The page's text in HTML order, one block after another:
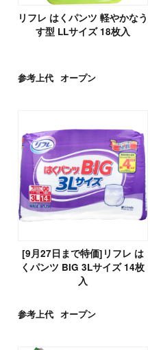
リフレ はくパンツ 軽やかなう
す型 LLサイズ 18枚入
参考上代 オープン
[9月27日まで特価]リフレ は
くパンツ BIG 3Lサイズ 14枚
入
参考上代 オープン